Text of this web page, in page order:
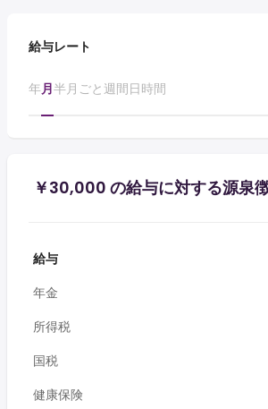
給与レート
年月半月ごと週間日時間
￥30,000 の給与に対する源泉
給与
年金
所得税
国税
健康保険